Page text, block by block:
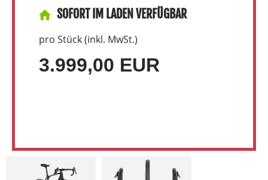
SOFORT IM LADEN VERFÜGBAR
pro Stück (inkl. MwSt.)
3.999,00 EUR